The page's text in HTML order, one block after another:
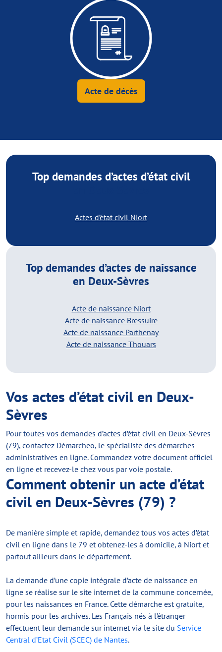
Acte de décès
Top demandes d’actes d’état civil
Actes d’état civil Niort
Top demandes d’actes de naissance
en Deux-Sèvres
Acte de naissance Niort
Acte de naissance Bressuire
Acte de naissance Parthenay
Acte de naissance Thouars
Vos actes d’état civil en Deux-
Sèvres
Pour toutes vos demandes d’actes d’état civil en Deux-Sèvres
(79), contactez Démarcheo, le spécialiste des démarches
administratives en ligne. Commandez votre document officiel
en ligne et recevez-le chez vous par voie postale.
Comment obtenir un acte d’état
civil en Deux-Sèvres (79) ?
De manière simple et rapide, demandez tous vos actes d’état
civil en ligne dans le 79 et obtenez-les à domicile, à Niort et
partout ailleurs dans le département.
La demande d’une copie intégrale d’acte de naissance en
ligne se réalise sur le site internet de la commune concernée,
pour les naissances en France. Cette démarche est gratuite,
hormis pour les archives. Les Français nés à l’étranger
effectuent leur demande sur internet via le site du Service
Central d’Etat Civil (SCEC) de Nantes.